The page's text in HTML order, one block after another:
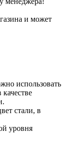
и может
использовать
стали, в
уровня